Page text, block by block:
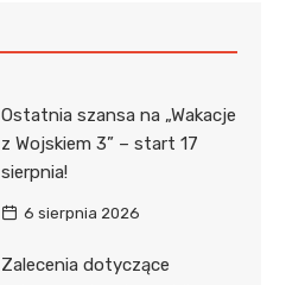
Ostatnia szansa na „Wakacje
z Wojskiem 3” – start 17
sierpnia!
6 sierpnia 2026
Zalecenia dotyczące